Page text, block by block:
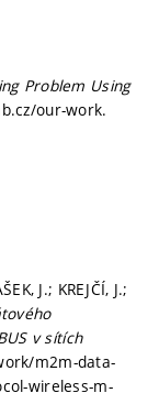
Problem Using
our-work.
J.; KREJČÍ, J.;
v sítích
m2m-data-
wireless-m-